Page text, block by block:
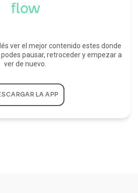
ver el mejor contenido estes donde
pausar, retroceder y empezar a
ver de nuevo.
LA APP